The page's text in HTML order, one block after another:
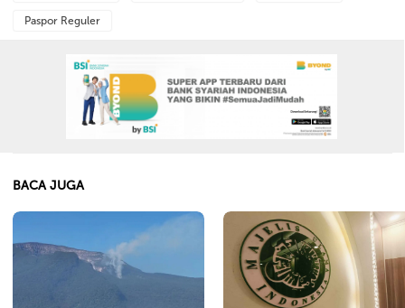
Paspor Reguler
BACA JUGA